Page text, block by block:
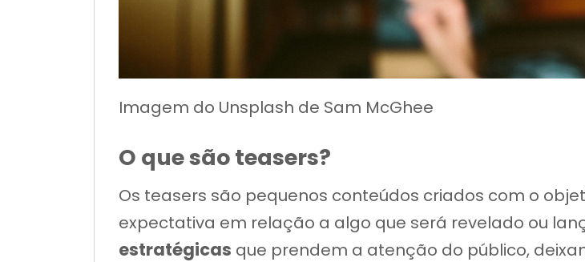
Imagem do Unsplash de Sam McGhee
O que são teasers?
Os teasers são pequenos conteúdos criados com o
expectativa em relação a algo que será revelado ou
estratégicas que prendem a atenção do público,